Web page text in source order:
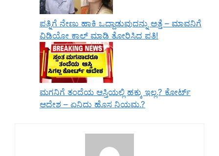
ಪತ್ನಿಗೆ ನೇಣು ಹಾಕಿ ಒದ್ದಾಡುವುದನ್ನು ಅತ್ತೆ – ಮಾವನಿಗೆ
ವಿಡಿಯೋ ಕಾಲ್‌ ಮಾಡಿ ತೋರಿಸಿದ ಪತಿ!
ಮಗನಿಗೆ ತಂದೆಯ ಆಸ್ತಿಯಲ್ಲಿ ಹಕ್ಕು ಇಲ್ಲ.? ಕೋರ್ಟ್
ಆದೇಶ – ಏನಿದು ಹೊಸ ನಿಯಮ.?